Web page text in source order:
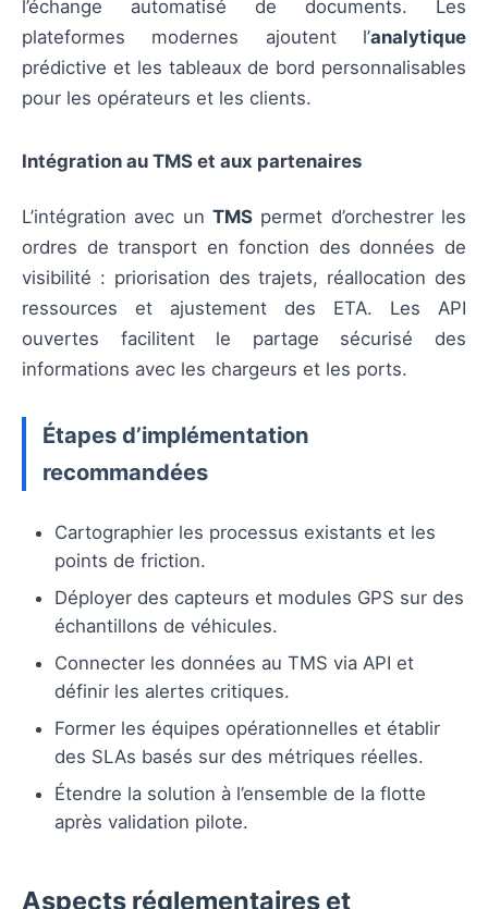
l’échange automatisé de documents. Les
plateformes modernes ajoutent l’analytique
prédictive et les tableaux de bord personnalisables
pour les opérateurs et les clients.
Intégration au TMS et aux partenaires
L’intégration avec un TMS permet d’orchestrer les
ordres de transport en fonction des données de
visibilité : priorisation des trajets, réallocation des
ressources et ajustement des ETA. Les API
ouvertes facilitent le partage sécurisé des
informations avec les chargeurs et les ports.
Étapes d’implémentation
recommandées
Cartographier les processus existants et les
points de friction.
Déployer des capteurs et modules GPS sur des
échantillons de véhicules.
Connecter les données au TMS via API et
définir les alertes critiques.
Former les équipes opérationnelles et établir
des SLAs basés sur des métriques réelles.
Étendre la solution à l’ensemble de la flotte
après validation pilote.
Aspects réglementaires et